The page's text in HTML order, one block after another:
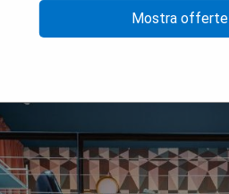
Mostra offerte